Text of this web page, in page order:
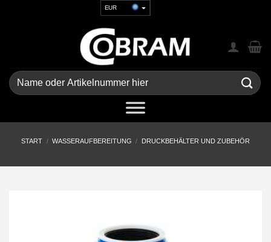
EUR
GBP
CHF
UAH
Suchen
nach:
START / WASSERAUFBEREITUNG / DRUCKBEHÄLTER UND ZUBEHÖR